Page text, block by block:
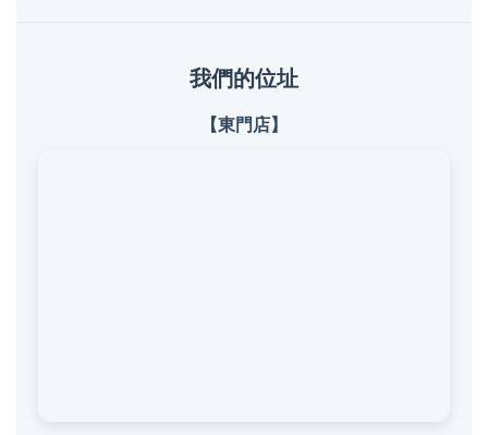
我們的位址
【東門店】